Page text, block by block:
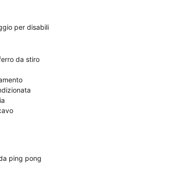
per disabili
da stiro
ping pong